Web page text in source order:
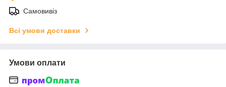
Самовивіз
Всі умови доставки
Умови оплати